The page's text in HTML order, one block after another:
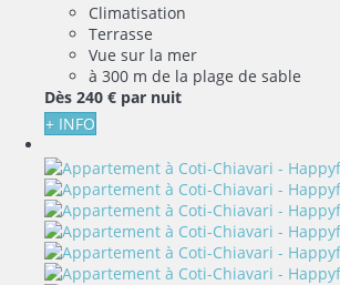
Climatisation
Terrasse
Vue sur la mer
à 300 m de la plage de sable
Dès 240 € par nuit
+ INFO